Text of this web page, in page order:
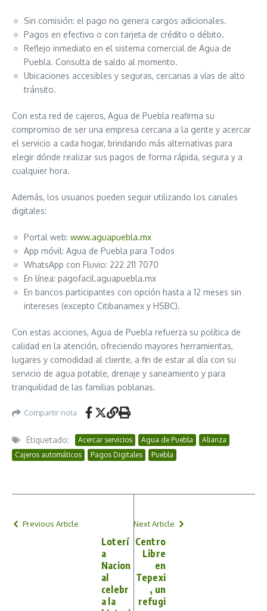
Sin comisión: el pago no genera cargos adicionales.
Pagos en efectivo o con tarjeta de crédito o débito.
Reflejo inmediato en el sistema comercial de Agua de
Puebla. Consulta de saldo al momento.
Ubicaciones accesibles y seguras, cercanas a vías de alto
tránsito.
Con esta red de cajeros, Agua de Puebla reafirma su
compromiso de ser una empresa cercana a la gente y acercar
el servicio a cada hogar, brindando más alternativas para
elegir dónde realizar sus pagos de forma rápida, segura y a
cualquier hora.
Además, los usuarios pueden seguir utilizando los canales
digitales:
Portal web: www.aguapuebla.mx
App móvil: Agua de Puebla para Todos
WhatsApp con Fluvio: 222 211 7070
En línea: pagofacil.aguapuebla.mx
En bancos participantes con opción hasta a 12 meses sin
intereses (excepto Citibanamex y HSBC).
Con estas acciones, Agua de Puebla refuerza su política de
calidad en la atención, ofreciendo mayores herramientas,
lugares y comodidad al cliente, a fin de estar al día con su
servicio de agua potable, drenaje y saneamiento y para
tranquilidad de las familias poblanas.
Compartir nota
Etiquetado: Acercar servicios Agua de Puebla
Alianza
Cajeros automáticos
Pagos Digitales Puebla
Previous Article
Loterí
a
Nacion
al
celebr
a la
Next Article
Centro
Libre
en
Tepexi
, un
refugi